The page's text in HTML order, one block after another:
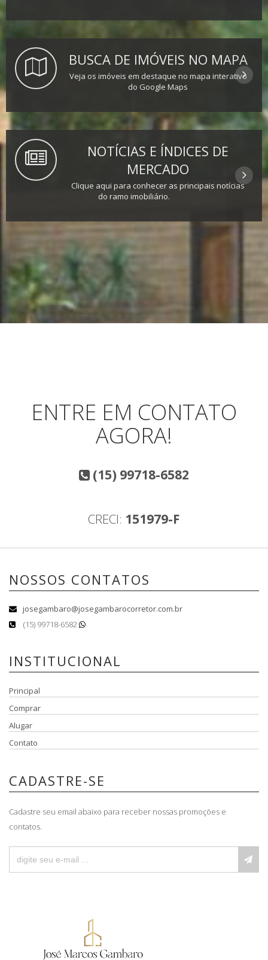
BUSCA DE IMÓVEIS NO MAPA
Veja os imóveis em destaque no mapa interativo
do Google Maps
NOTÍCIAS E ÍNDICES DE
MERCADO
Clique aqui para conhecer as principais notícias
do ramo imobiliário.
ENTRE EM CONTATO
AGORA!
(15) 99718-6582
CRECI: 151979-F
NOSSOS CONTATOS
josegambaro@josegambarocorretor.com.br
(15) 99718-6582
INSTITUCIONAL
Principal
Comprar
Alugar
Contato
CADASTRE-SE
Cadastre seu email abaixo para receber nossas promoções e
contatos.